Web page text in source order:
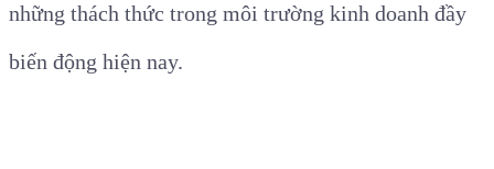
những thách thức trong môi trường kinh doanh đầy
biến động hiện nay.